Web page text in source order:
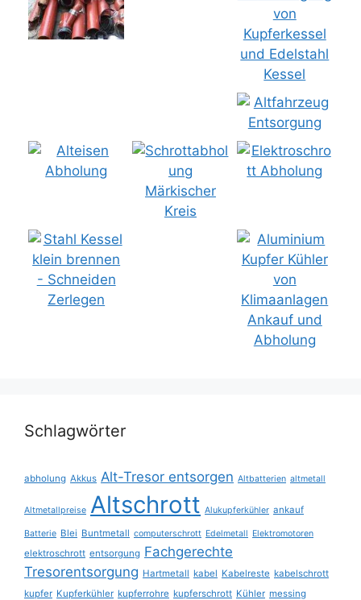
Schlagwörter
abholung Akkus Alt-Tresor entsorgen Altbatterien altmetall
Altmetallpreise Altschrott Alukupferkühler ankauf
Batterie Blei Buntmetall computerschrott Edelmetall Elektromotoren
elektroschrott entsorgung Fachgerechte
Tresorentsorgung Hartmetall kabel Kabelreste kabelschrott
kupfer Kupferkühler kupferrohre kupferschrott Kühler messing